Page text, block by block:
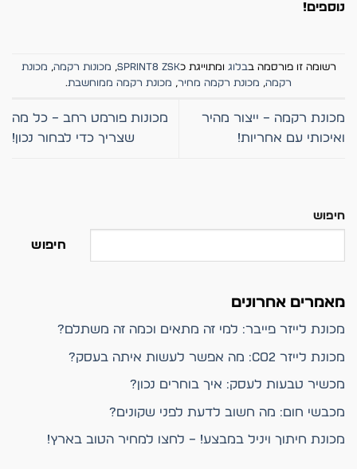
נוספים!
רשומה זו פורסמה בבלוג ומתוייגת כSPRINT8 ZSK
, מכונות רקמה, מכונת
רקמה, מכונת רקמה מחיר, מכונת רקמה ממוחשבת.
מכונת רקמה – ייצור מהיר
ואיכותי עם אחריות!
מכונות פורמט רחב – כל מה
שצריך כדי לבחור נכון!
חיפוש
חיפוש
מאמרים אחרונים
מכונת לייזר פייבר: למי זה מתאים וכמה זה משתלם?
מכונת לייזר CO2: מה אפשר לעשות איתה בעסק?
מכשיר טבעות לעסק: איך בוחרים נכון?
מכבשי חום: מה חשוב לדעת לפני שקונים?
מכונת חיתוך ויניל במבצע! – לחצו למחיר הטוב בארץ!